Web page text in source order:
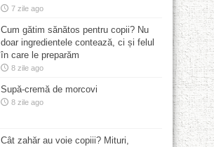
7 zile ago
Cum gătim sănătos pentru copii? Nu
doar ingredientele contează, ci și felul
în care le preparăm
8 zile ago
Supă-cremă de morcovi
8 zile ago
Cât zahăr au voie copiii? Mituri,